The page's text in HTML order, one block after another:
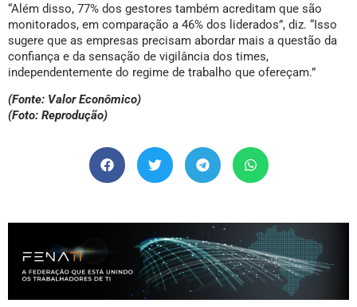
“Além disso, 77% dos gestores também acreditam que são
monitorados, em comparação a 46% dos liderados”, diz. “Isso
sugere que as empresas precisam abordar mais a questão da
confiança e da sensação de vigilância dos times,
independentemente do regime de trabalho que ofereçam.”
(Fonte: Valor Econômico)
(Foto: Reprodução)